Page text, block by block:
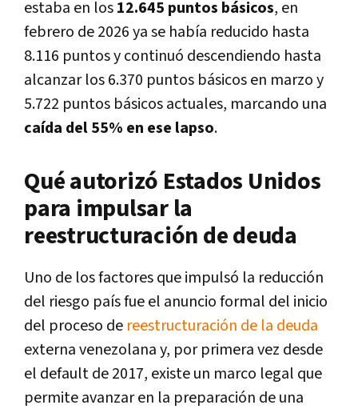
estaba en los12.645 puntos básicos, en
febrero de 2026 ya se había reducido hasta
8.116 puntos y continuó descendiendo hasta
alcanzar los 6.370 puntos básicos en marzo y
5.722 puntos básicos actuales, marcando una
caída del 55% en ese lapso.
Qué autorizó Estados Unidos
para impulsar la
reestructuración de deuda
Uno de los factores que impulsó la reducción
del riesgo país fue el anuncio formal del inicio
del proceso de reestructuración de la deuda
externa venezolana y, por primera vez desde
el default de 2017, existe un marco legal que
permite avanzar en la preparación de una